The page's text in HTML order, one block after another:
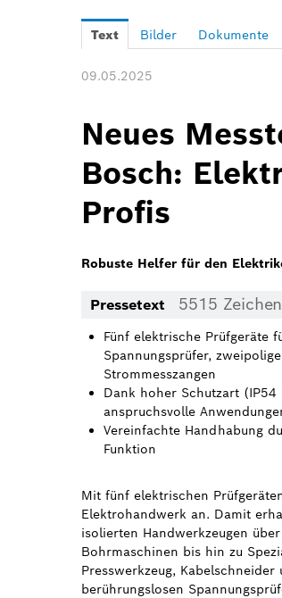
Text Bilder Dokumente
09.05.2025
Neues
Bosch:
Profis
Robuste Helfer für den
Pressetext 5515 Zeichen
Fünf elektrische Prüfgeräte
Spannungsprüfer,
Strommesszangen
Dank hoher Schutzart
anspruchsvolle
Vereinfachte Handhabung
Funktion
Mit fünf elektrischen
Elektrohandwerk an. Damit
isolierten Handwerkzeugen
Bohrmaschinen bis hin zu
Presswerkzeug,
berührungslosen